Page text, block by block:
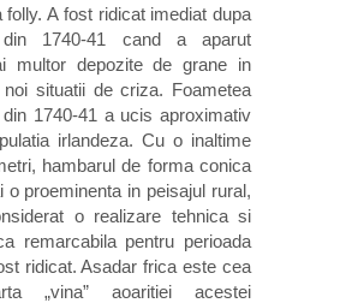
A fost ridicat imediat dupa
din 1740-41 cand a aparut
multor depozite de grane in
situatii de criza. Foametea
1740-41 a ucis aproximativ
irlandeza. Cu o inaltime
hambarul de forma conica
o proeminenta in peisajul rural,
o realizare tehnica si
remarcabila pentru perioada
ridicat. Asadar frica este cea
„vina” aoaritiei acestei